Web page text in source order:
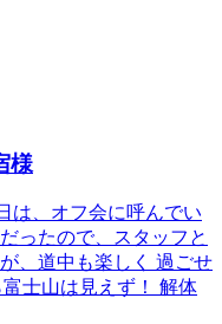
様
、オフ会に呼んでい
ったので、スタッフと
、道中も楽しく 過ごせ
富士山は見えず！ 解体